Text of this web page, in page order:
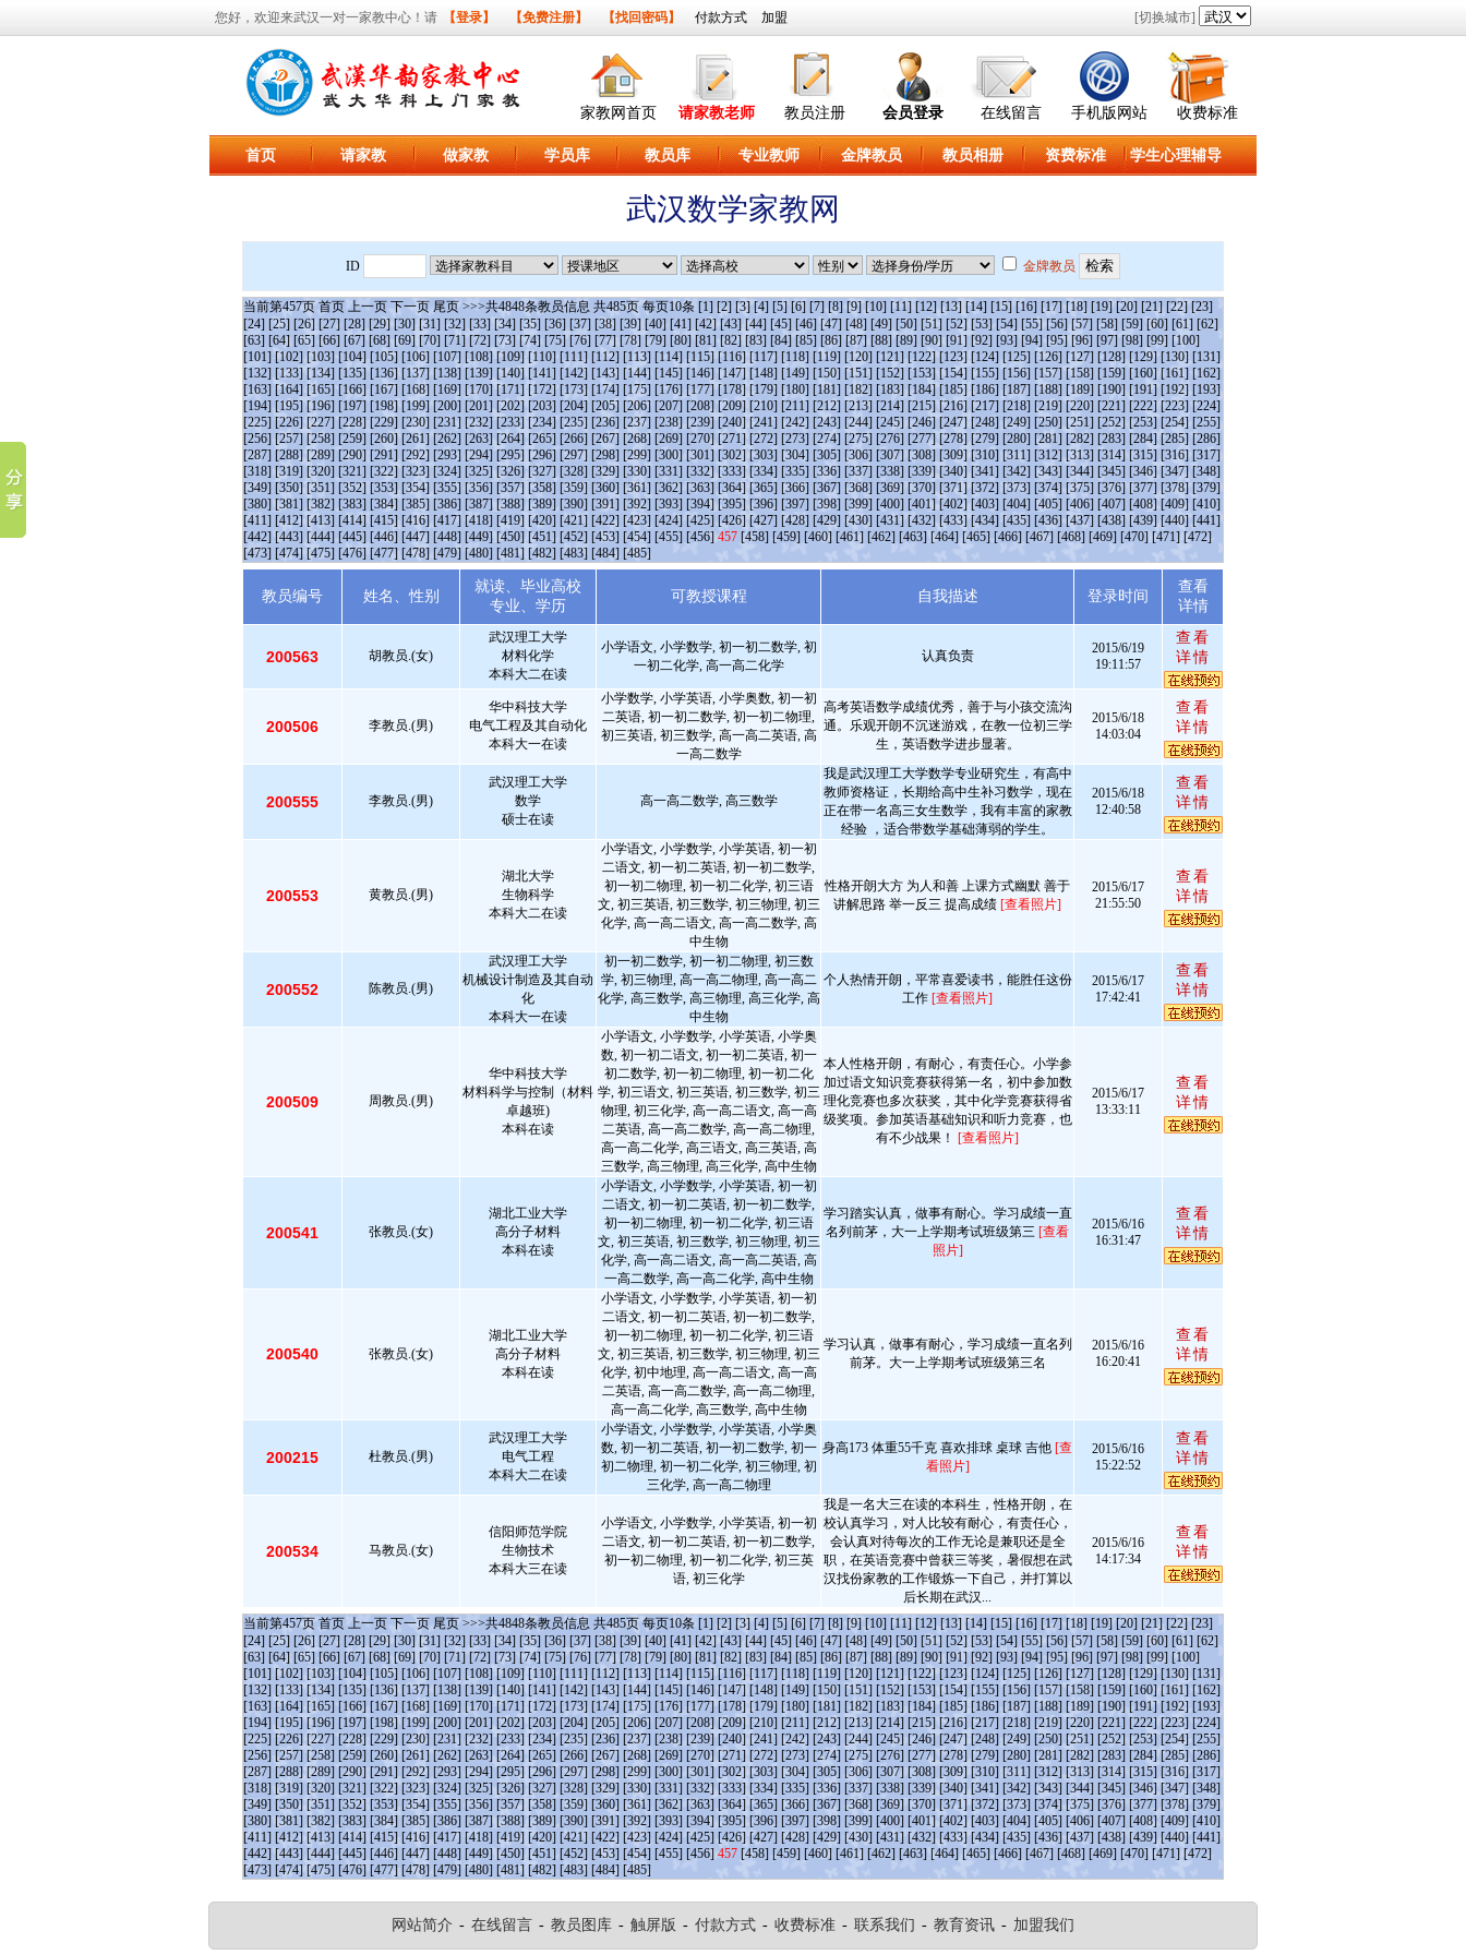
您好，欢迎来武汉一对一家教中心！请 【登录】 【免费注册】 【找回密码】 付款方式 加盟 [切换城市]
家教网首页 请家教老师 教员注册 会员登录 在线留言 手机版网站 收费标准
首页 请家教 做家教 学员库 教员库 专业教师 金牌教员 教员相册 资费标准 学生心理辅导
武汉数学家教网
ID 金牌教员
当前第457页 首页 上一页 下一页 尾页 >>>共4848条教员信息 共485页 每页10条 [1] [2] [3] [4] [5] [6] [7] [8] [9] [10] [11] [12] [13] [14] [15] [16] [17] [18] [19] [20] [21] [22] [23]
[24] [25] [26] [27] [28] [29] [30] [31] [32] [33] [34] [35] [36] [37] [38] [39] [40] [41] [42] [43] [44] [45] [46] [47] [48] [49] [50] [51] [52] [53] [54] [55] [56] [57] [58] [59] [60] [61] [62]
[63] [64] [65] [66] [67] [68] [69] [70] [71] [72] [73] [74] [75] [76] [77] [78] [79] [80] [81] [82] [83] [84] [85] [86] [87] [88] [89] [90] [91] [92] [93] [94] [95] [96] [97] [98] [99] [100]
[101] [102] [103] [104] [105] [106] [107] [108] [109] [110] [111] [112] [113] [114] [115] [116] [117] [118] [119] [120] [121] [122] [123] [124] [125] [126] [127] [128] [129] [130] [131]
[132] [133] [134] [135] [136] [137] [138] [139] [140] [141] [142] [143] [144] [145] [146] [147] [148] [149] [150] [151] [152] [153] [154] [155] [156] [157] [158] [159] [160] [161] [162]
[163] [164] [165] [166] [167] [168] [169] [170] [171] [172] [173] [174] [175] [176] [177] [178] [179] [180] [181] [182] [183] [184] [185] [186] [187] [188] [189] [190] [191] [192] [193]
[194] [195] [196] [197] [198] [199] [200] [201] [202] [203] [204] [205] [206] [207] [208] [209] [210] [211] [212] [213] [214] [215] [216] [217] [218] [219] [220] [221] [222] [223] [224]
[225] [226] [227] [228] [229] [230] [231] [232] [233] [234] [235] [236] [237] [238] [239] [240] [241] [242] [243] [244] [245] [246] [247] [248] [249] [250] [251] [252] [253] [254] [255]
[256] [257] [258] [259] [260] [261] [262] [263] [264] [265] [266] [267] [268] [269] [270] [271] [272] [273] [274] [275] [276] [277] [278] [279] [280] [281] [282] [283] [284] [285] [286]
[287] [288] [289] [290] [291] [292] [293] [294] [295] [296] [297] [298] [299] [300] [301] [302] [303] [304] [305] [306] [307] [308] [309] [310] [311] [312] [313] [314] [315] [316] [317]
[318] [319] [320] [321] [322] [323] [324] [325] [326] [327] [328] [329] [330] [331] [332] [333] [334] [335] [336] [337] [338] [339] [340] [341] [342] [343] [344] [345] [346] [347] [348]
[349] [350] [351] [352] [353] [354] [355] [356] [357] [358] [359] [360] [361] [362] [363] [364] [365] [366] [367] [368] [369] [370] [371] [372] [373] [374] [375] [376] [377] [378] [379]
[380] [381] [382] [383] [384] [385] [386] [387] [388] [389] [390] [391] [392] [393] [394] [395] [396] [397] [398] [399] [400] [401] [402] [403] [404] [405] [406] [407] [408] [409] [410]
[411] [412] [413] [414] [415] [416] [417] [418] [419] [420] [421] [422] [423] [424] [425] [426] [427] [428] [429] [430] [431] [432] [433] [434] [435] [436] [437] [438] [439] [440] [441]
[442] [443] [444] [445] [446] [447] [448] [449] [450] [451] [452] [453] [454] [455] [456] 457 [458] [459] [460] [461] [462] [463] [464] [465] [466] [467] [468] [469] [470] [471] [472]
[473] [474] [475] [476] [477] [478] [479] [480] [481] [482] [483] [484] [485]
教员编号 姓名、性别
就读、毕业高校
专业、学历
可教授课程 自我描述 登录时间
查看
详情
200563 胡教员.(女)
武汉理工大学
材料化学
本科大二在读
小学语文, 小学数学, 初一初二数学, 初
一初二化学, 高一高二化学
认真负责
2015/6/19
19:11:57
查看
详情
200506 李教员.(男)
华中科技大学
电气工程及其自动化
本科大一在读
小学数学, 小学英语, 小学奥数, 初一初
二英语, 初一初二数学, 初一初二物理,
初三英语, 初三数学, 高一高二英语, 高
一高二数学
高考英语数学成绩优秀，善于与小孩交流沟
通。乐观开朗不沉迷游戏，在教一位初三学
生，英语数学进步显著。
2015/6/18
14:03:04
查看
详情
200555 李教员.(男)
武汉理工大学
数学
硕士在读
高一高二数学, 高三数学
我是武汉理工大学数学专业研究生，有高中
教师资格证，长期给高中生补习数学，现在
正在带一名高三女生数学，我有丰富的家教
经验 ，适合带数学基础薄弱的学生。
2015/6/18
12:40:58
查看
详情
200553 黄教员.(男)
湖北大学
生物科学
本科大二在读
小学语文, 小学数学, 小学英语, 初一初
二语文, 初一初二英语, 初一初二数学,
初一初二物理, 初一初二化学, 初三语
文, 初三英语, 初三数学, 初三物理, 初三
化学, 高一高二语文, 高一高二数学, 高
中生物
性格开朗大方 为人和善 上课方式幽默 善于
讲解思路 举一反三 提高成绩 [查看照片]
2015/6/17
21:55:50
查看
详情
200552 陈教员.(男)
武汉理工大学
机械设计制造及其自动
化
本科大一在读
初一初二数学, 初一初二物理, 初三数
学, 初三物理, 高一高二物理, 高一高二
化学, 高三数学, 高三物理, 高三化学, 高
中生物
个人热情开朗，平常喜爱读书，能胜任这份
工作 [查看照片]
2015/6/17
17:42:41
查看
详情
200509 周教员.(男)
华中科技大学
材料科学与控制（材料
卓越班)
本科在读
小学语文, 小学数学, 小学英语, 小学奥
数, 初一初二语文, 初一初二英语, 初一
初二数学, 初一初二物理, 初一初二化
学, 初三语文, 初三英语, 初三数学, 初三
物理, 初三化学, 高一高二语文, 高一高
二英语, 高一高二数学, 高一高二物理,
高一高二化学, 高三语文, 高三英语, 高
三数学, 高三物理, 高三化学, 高中生物
本人性格开朗，有耐心，有责任心。小学参
加过语文知识竞赛获得第一名，初中参加数
理化竞赛也多次获奖，其中化学竞赛获得省
级奖项。参加英语基础知识和听力竞赛，也
有不少战果！ [查看照片]
2015/6/17
13:33:11
查看
详情
200541 张教员.(女)
湖北工业大学
高分子材料
本科在读
小学语文, 小学数学, 小学英语, 初一初
二语文, 初一初二英语, 初一初二数学,
初一初二物理, 初一初二化学, 初三语
文, 初三英语, 初三数学, 初三物理, 初三
化学, 高一高二语文, 高一高二英语, 高
一高二数学, 高一高二化学, 高中生物
学习踏实认真，做事有耐心。学习成绩一直
名列前茅，大一上学期考试班级第三 [查看
照片]
2015/6/16
16:31:47
查看
详情
200540 张教员.(女)
湖北工业大学
高分子材料
本科在读
小学语文, 小学数学, 小学英语, 初一初
二语文, 初一初二英语, 初一初二数学,
初一初二物理, 初一初二化学, 初三语
文, 初三英语, 初三数学, 初三物理, 初三
化学, 初中地理, 高一高二语文, 高一高
二英语, 高一高二数学, 高一高二物理,
高一高二化学, 高三数学, 高中生物
学习认真，做事有耐心，学习成绩一直名列
前茅。大一上学期考试班级第三名
2015/6/16
16:20:41
查看
详情
200215 杜教员.(男)
武汉理工大学
电气工程
本科大二在读
小学语文, 小学数学, 小学英语, 小学奥
数, 初一初二英语, 初一初二数学, 初一
初二物理, 初一初二化学, 初三物理, 初
三化学, 高一高二物理
身高173 体重55千克 喜欢排球 桌球 吉他 [查
看照片]
2015/6/16
15:22:52
查看
详情
200534 马教员.(女)
信阳师范学院
生物技术
本科大三在读
小学语文, 小学数学, 小学英语, 初一初
二语文, 初一初二英语, 初一初二数学,
初一初二物理, 初一初二化学, 初三英
语, 初三化学
我是一名大三在读的本科生，性格开朗，在
校认真学习，对人比较有耐心，有责任心，
会认真对待每次的工作无论是兼职还是全
职，在英语竞赛中曾获三等奖，暑假想在武
汉找份家教的工作锻炼一下自己，并打算以
后长期在武汉...
2015/6/16
14:17:34
查看
详情
当前第457页 首页 上一页 下一页 尾页 >>>共4848条教员信息 共485页 每页10条 [1] [2] [3] [4] [5] [6] [7] [8] [9] [10] [11] [12] [13] [14] [15] [16] [17] [18] [19] [20] [21] [22] [23]
[24] [25] [26] [27] [28] [29] [30] [31] [32] [33] [34] [35] [36] [37] [38] [39] [40] [41] [42] [43] [44] [45] [46] [47] [48] [49] [50] [51] [52] [53] [54] [55] [56] [57] [58] [59] [60] [61] [62]
[63] [64] [65] [66] [67] [68] [69] [70] [71] [72] [73] [74] [75] [76] [77] [78] [79] [80] [81] [82] [83] [84] [85] [86] [87] [88] [89] [90] [91] [92] [93] [94] [95] [96] [97] [98] [99] [100]
[101] [102] [103] [104] [105] [106] [107] [108] [109] [110] [111] [112] [113] [114] [115] [116] [117] [118] [119] [120] [121] [122] [123] [124] [125] [126] [127] [128] [129] [130] [131]
[132] [133] [134] [135] [136] [137] [138] [139] [140] [141] [142] [143] [144] [145] [146] [147] [148] [149] [150] [151] [152] [153] [154] [155] [156] [157] [158] [159] [160] [161] [162]
[163] [164] [165] [166] [167] [168] [169] [170] [171] [172] [173] [174] [175] [176] [177] [178] [179] [180] [181] [182] [183] [184] [185] [186] [187] [188] [189] [190] [191] [192] [193]
[194] [195] [196] [197] [198] [199] [200] [201] [202] [203] [204] [205] [206] [207] [208] [209] [210] [211] [212] [213] [214] [215] [216] [217] [218] [219] [220] [221] [222] [223] [224]
[225] [226] [227] [228] [229] [230] [231] [232] [233] [234] [235] [236] [237] [238] [239] [240] [241] [242] [243] [244] [245] [246] [247] [248] [249] [250] [251] [252] [253] [254] [255]
[256] [257] [258] [259] [260] [261] [262] [263] [264] [265] [266] [267] [268] [269] [270] [271] [272] [273] [274] [275] [276] [277] [278] [279] [280] [281] [282] [283] [284] [285] [286]
[287] [288] [289] [290] [291] [292] [293] [294] [295] [296] [297] [298] [299] [300] [301] [302] [303] [304] [305] [306] [307] [308] [309] [310] [311] [312] [313] [314] [315] [316] [317]
[318] [319] [320] [321] [322] [323] [324] [325] [326] [327] [328] [329] [330] [331] [332] [333] [334] [335] [336] [337] [338] [339] [340] [341] [342] [343] [344] [345] [346] [347] [348]
[349] [350] [351] [352] [353] [354] [355] [356] [357] [358] [359] [360] [361] [362] [363] [364] [365] [366] [367] [368] [369] [370] [371] [372] [373] [374] [375] [376] [377] [378] [379]
[380] [381] [382] [383] [384] [385] [386] [387] [388] [389] [390] [391] [392] [393] [394] [395] [396] [397] [398] [399] [400] [401] [402] [403] [404] [405] [406] [407] [408] [409] [410]
[411] [412] [413] [414] [415] [416] [417] [418] [419] [420] [421] [422] [423] [424] [425] [426] [427] [428] [429] [430] [431] [432] [433] [434] [435] [436] [437] [438] [439] [440] [441]
[442] [443] [444] [445] [446] [447] [448] [449] [450] [451] [452] [453] [454] [455] [456] 457 [458] [459] [460] [461] [462] [463] [464] [465] [466] [467] [468] [469] [470] [471] [472]
[473] [474] [475] [476] [477] [478] [479] [480] [481] [482] [483] [484] [485]
网站简介 - 在线留言 - 教员图库 - 触屏版 - 付款方式 - 收费标准 - 联系我们 - 教育资讯 - 加盟我们